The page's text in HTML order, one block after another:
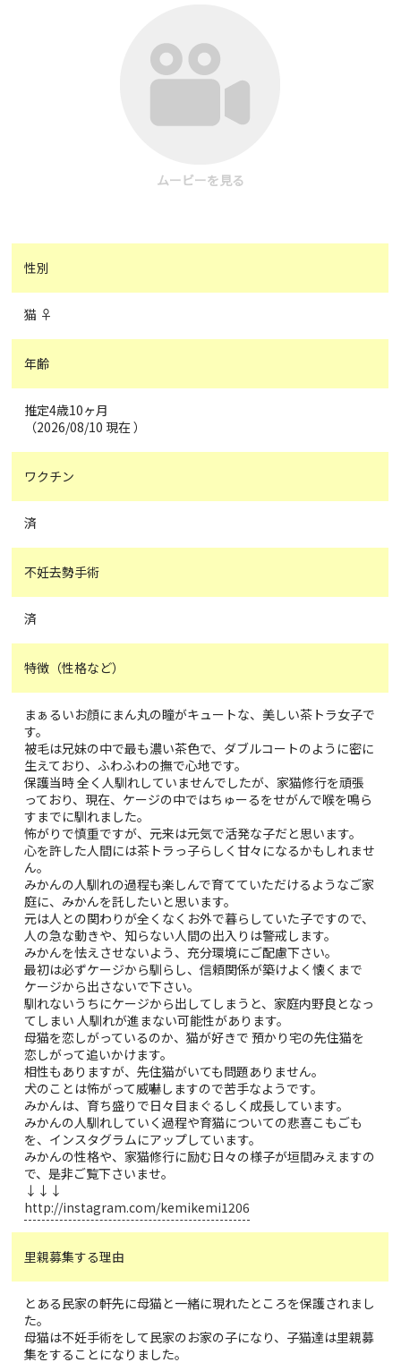
ムービーを見る
性別
猫 ♀
年齢
推定4歳10ヶ月
（2026/08/10 現在 ）
ワクチン
済
不妊去勢手術
済
特徴（性格など）
まぁるいお顔にまん丸の瞳がキュートな、美しい茶トラ女子で
す。
被毛は兄妹の中で最も濃い茶色で、ダブルコートのように密に
生えており、ふわふわの撫で心地です。
保護当時 全く人馴れしていませんでしたが、家猫修行を頑張
っており、現在、ケージの中ではちゅーるをせがんで喉を鳴ら
すまでに馴れました。
怖がりで慎重ですが、元来は元気で活発な子だと思います。
心を許した人間には茶トラっ子らしく甘々になるかもしれませ
ん。
みかんの人馴れの過程も楽しんで育てていただけるようなご家
庭に、みかんを託したいと思います。
元は人との関わりが全くなくお外で暮らしていた子ですので、
人の急な動きや、知らない人間の出入りは警戒します。
みかんを怯えさせないよう、充分環境にご配慮下さい。
最初は必ずケージから馴らし、信頼関係が築けよく懐くまで
ケージから出さないで下さい。
馴れないうちにケージから出してしまうと、家庭内野良となっ
てしまい 人馴れが進まない可能性があります。
母猫を恋しがっているのか、猫が好きで 預かり宅の先住猫を
恋しがって追いかけます。
相性もありますが、先住猫がいても問題ありません。
犬のことは怖がって威嚇しますので苦手なようです。
みかんは、育ち盛りで日々目まぐるしく成長しています。
みかんの人馴れしていく過程や育猫についての悲喜こもごも
を、インスタグラムにアップしています。
みかんの性格や、家猫修行に励む日々の様子が垣間みえますの
で、是非ご覧下さいませ。
↓↓↓
http://instagram.com/kemikemi1206
里親募集する理由
とある民家の軒先に母猫と一緒に現れたところを保護されまし
た。
母猫は不妊手術をして民家のお家の子になり、子猫達は里親募
集をすることになりました。